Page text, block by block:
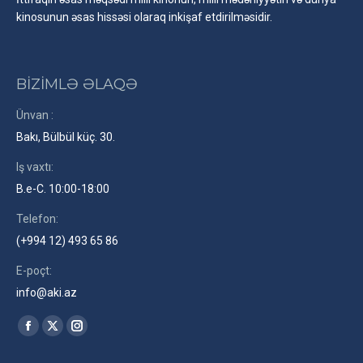
kinosunun əsas hissəsi olaraq inkişaf etdirilməsidir.
BİZİMLƏ ƏLAQƏ
Ünvan :
Bakı, Bülbül küç. 30.
Iş vaxtı:
B.e-C. 10:00-18:00
Telefon:
(+994 12) 493 65 86
E-poçt:
info@aki.az
Find us on:
Facebook
X
Instagram